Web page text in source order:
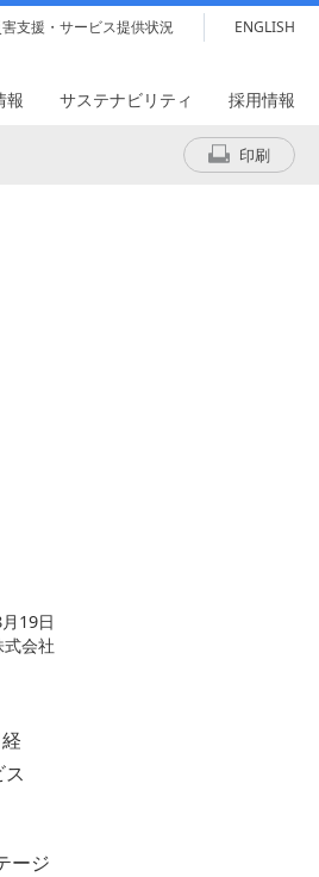
害支援・サービス提供状況 ENGLISH
報 サステナビリティ 採用情報
印刷
19日
式会社
ージ